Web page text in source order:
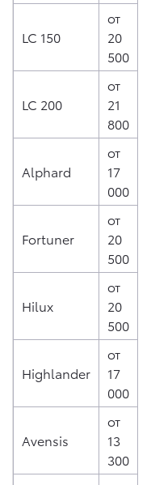
LC 150
от
20
500
LC 200
от
21
800
Alphard
от
17
000
Fortuner
от
20
500
Hilux
от
20
500
Highlander
от
17
000
Avensis
от
13
300